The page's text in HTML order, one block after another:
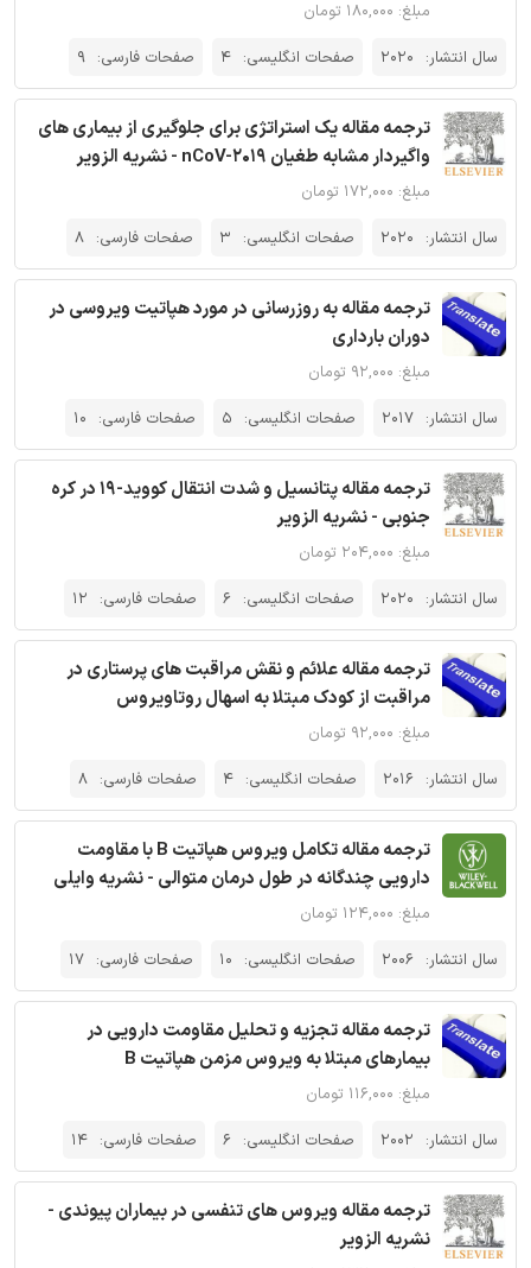
مبلغ: ۱۸۰,۰۰۰ تومان
سال انتشار: 2020 صفحات انگلیسی: 4 صفحات فارسی: 9
ترجمه مقاله یک استراتژی برای جلوگیری از بیماری های
واگیردار مشابه طغیان nCoV-2019 - نشریه الزویر
مبلغ: ۱۷۲,۰۰۰ تومان
سال انتشار: 2020 صفحات انگلیسی: 3 صفحات فارسی: 8
ترجمه مقاله به روز‌رسانی در مورد هپاتیت ویروسی در
دوران بارداری
مبلغ: ۹۲,۰۰۰ تومان
سال انتشار: 2017 صفحات انگلیسی: 5 صفحات فارسی: 10
ترجمه مقاله پتانسیل و شدت انتقال کووید-19 در کره
جنوبی - نشریه الزویر
مبلغ: ۲۰۴,۰۰۰ تومان
سال انتشار: 2020 صفحات انگلیسی: 6 صفحات فارسی: 12
ترجمه مقاله علائم و نقش مراقبت های پرستاری در
مراقبت از کودک مبتلا به اسهال روتاویروس
مبلغ: ۹۲,۰۰۰ تومان
سال انتشار: 2016 صفحات انگلیسی: 4 صفحات فارسی: 8
ترجمه مقاله تکامل ویروس هپاتیت B با مقاومت
دارویی چندگانه در طول درمان متوالی - نشریه وایلی
مبلغ: ۱۲۴,۰۰۰ تومان
سال انتشار: 2006 صفحات انگلیسی: 10 صفحات فارسی: 17
ترجمه مقاله تجزیه و تحلیل مقاومت دارویی در
بیمارهای مبتلا به ویروس مزمن هپاتیت B
مبلغ: ۱۱۶,۰۰۰ تومان
سال انتشار: 2002 صفحات انگلیسی: 6 صفحات فارسی: 14
ترجمه مقاله ویروس های تنفسی در بیماران پیوندی -
نشریه الزویر